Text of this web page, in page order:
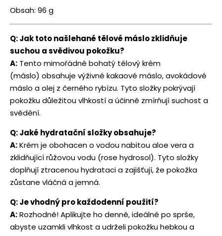
Obsah: 96 g
Q: Jak toto našlehané tělové máslo zklidňuje
suchou a svědivou pokožku?
A: Tento mimořádně bohatý tělový krém
(máslo) obsahuje výživné kakaové máslo, avokádové
máslo a olej z černého rybízu. Tyto složky pokrývají
pokožku důležitou vlhkostí a účinně zmírňují suchost a
svědění.
Q: Jaké hydratační složky obsahuje?
A:Krém je obohacen o vodou nabitou aloe vera a
zklidňující růžovou vodu (rose hydrosol). Tyto složky
doplňují ztracenou hydrataci a zajišťují, že pokožka
zůstane vláčná a jemná.
Q: Je vhodný pro každodenní použití?
A:Rozhodně! Aplikujte ho denně, ideálně po sprše,
abyste uzamkli vlhkost a udrželi pokožku hebkou a